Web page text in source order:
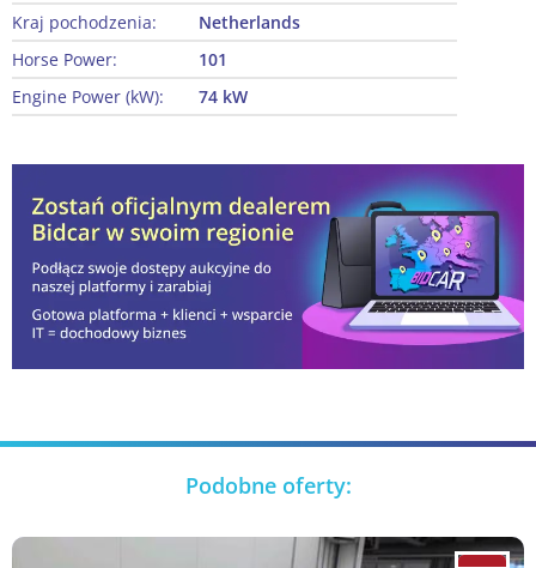
Kraj pochodzenia:
Netherlands
Horse Power:
101
Engine Power (kW):
74 kW
Podobne oferty: